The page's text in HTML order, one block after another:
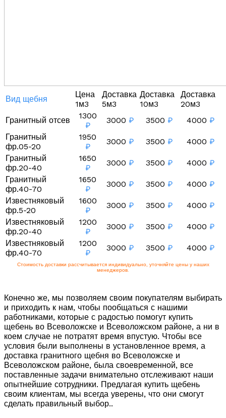
Вид щебня
Цена
1м3
Доставка
5м3
Доставка
10м3
Доставка
20м3
Гранитный отсев
1300
₽
3000 ₽ 3500 ₽ 4000 ₽
Гранитный
фр.05-20
1950
₽
3000 ₽ 3500 ₽ 4000 ₽
Гранитный
фр.20-40
1650
₽
3000 ₽ 3500 ₽ 4000 ₽
Гранитный
фр.40-70
1650
₽
3000 ₽ 3500 ₽ 4000 ₽
Известняковый
фр.5-20
1600
₽
3000 ₽ 3500 ₽ 4000 ₽
Известняковый
фр.20-40
1200
₽
3000 ₽ 3500 ₽ 4000 ₽
Известняковый
фр.40-70
1200
₽
3000 ₽ 3500 ₽ 4000 ₽
Стоимость доставки рассчитывается индивидуально, уточняйте цены у наших
менеджеров.
Конечно же, мы позволяем своим покупателям выбирать
и приходить к нам, чтобы пообщаться с нашими
работниками, которые с радостью помогут купить
щебень во Всеволожске и Всеволожском районе, а ни в
коем случае не потратят время впустую. Чтобы все
условия были выполнены в установленное время, а
доставка гранитного щебня во Всеволожске и
Всеволожском районе, была своевременной, все
поставленные задачи внимательно отслеживают наши
опытнейшие сотрудники. Предлагая купить щебень
своим клиентам, мы всегда уверены, что они смогут
сделать правильный выбор..